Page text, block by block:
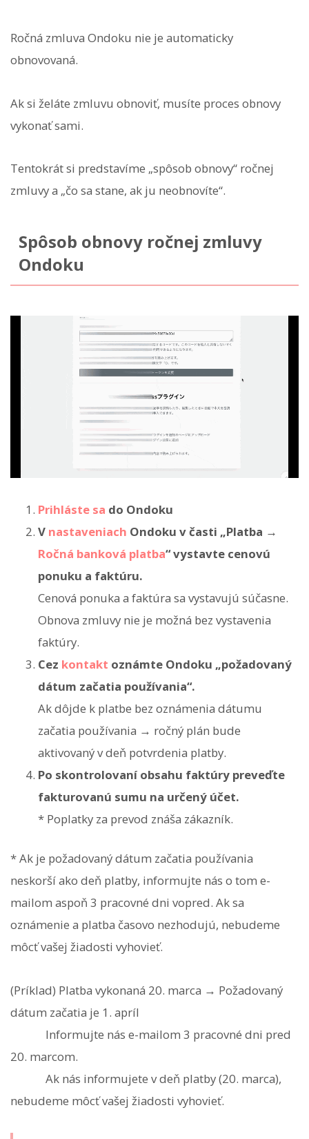
Ročná zmluva Ondoku nie je automaticky
obnovovaná.
Ak si želáte zmluvu obnoviť, musíte proces obnovy
vykonať sami.
Tentokrát si predstavíme „spôsob obnovy“ ročnej
zmluvy a „čo sa stane, ak ju neobnovíte“.
Spôsob obnovy ročnej zmluvy
Ondoku
Prihláste sa do Ondoku
V nastaveniach Ondoku v časti „Platba →
Ročná banková platba“ vystavte cenovú
ponuku a faktúru.
Cenová ponuka a faktúra sa vystavujú súčasne.
Obnova zmluvy nie je možná bez vystavenia
faktúry.
Cez kontakt oznámte Ondoku „požadovaný
dátum začatia používania“.
Ak dôjde k platbe bez oznámenia dátumu
začatia používania → ročný plán bude
aktivovaný v deň potvrdenia platby.
Po skontrolovaní obsahu faktúry preveďte
fakturovanú sumu na určený účet.
* Poplatky za prevod znáša zákazník.
* Ak je požadovaný dátum začatia používania
neskorší ako deň platby, informujte nás o tom e-
mailom aspoň 3 pracovné dni vopred. Ak sa
oznámenie a platba časovo nezhodujú, nebudeme
môcť vašej žiadosti vyhovieť.
(Príklad) Platba vykonaná 20. marca → Požadovaný
dátum začatia je 1. apríl
Informujte nás e-mailom 3 pracovné dni pred
20. marcom.
Ak nás informujete v deň platby (20. marca),
nebudeme môcť vašej žiadosti vyhovieť.